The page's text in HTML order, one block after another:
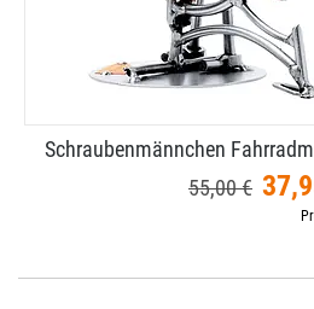
Schraubenmännchen
55,00 €